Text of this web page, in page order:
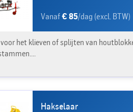
Vanaf€ 85/dag (excl. BTW)
het klieven of splijten van
Hakselaar